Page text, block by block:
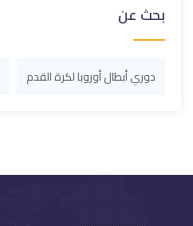
بحث عن
دوري أبطال أوروبا لكرة القدم